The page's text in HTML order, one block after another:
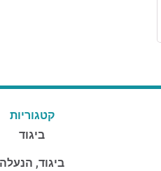
קטגוריות
ביגוד
ביגוד, הנעלה